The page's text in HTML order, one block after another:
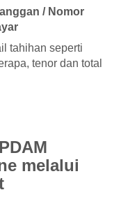
/ Nomor
tahihan seperti
tenor dan total
melalui